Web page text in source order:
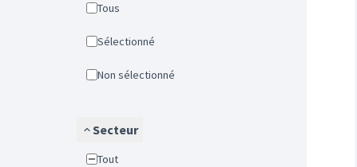
Tous
Sélectionné
Non sélectionné
Secteur
Tout